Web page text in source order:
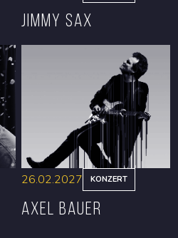
RESERVIEREN
Jimmy Sax
26.02.2027 KONZERT
Axel Bauer